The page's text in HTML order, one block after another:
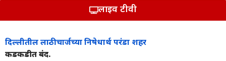
लाइव टीवी
दिल्लीतील लाठीचार्जच्या निषेधार्थ परंडा शहर
कडकडीत बंद.